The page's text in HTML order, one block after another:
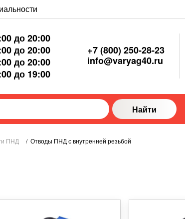
до 20:00
до 20:00
до 20:00
до 19:00
+7 (800) 250-28-23
info@varyag40.ru
Найти
ПНД / Отводы ПНД с внутренней резьбой